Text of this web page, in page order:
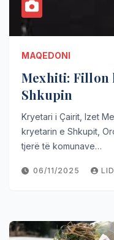
MAQEDONI
Mexhiti:
Shkupin
Kryetari i Çairit, Izet
kryetarin e Shkupit,
tjerë të komunave…
06/11/2025